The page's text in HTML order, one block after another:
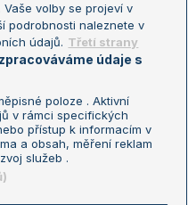
soukromí
o zpracování osobních
volby se projeví v
podrobnosti naleznete v
údajů. Třetí strany
údaje s
poloze . Aktivní
v rámci specifických
přístup k informacím v
a obsah, měření reklam
služeb .